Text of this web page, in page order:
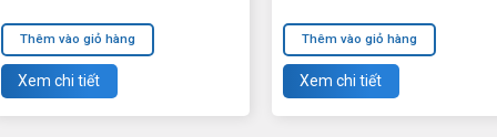
Thêm vào giỏ hàng
Xem chi tiết
Thêm vào giỏ hàng
Xem chi tiết